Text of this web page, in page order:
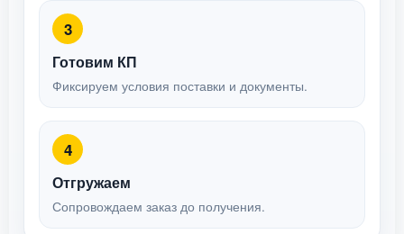
3
Готовим КП
Фиксируем условия поставки и документы.
4
Отгружаем
Сопровождаем заказ до получения.